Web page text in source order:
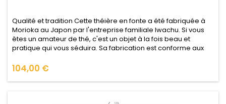
Qualité et tradition Cette théière en fonte a été fabriquée à
Morioka au Japon par l'entreprise familiale Iwachu. Si vous
êtes un amateur de thé, c'est un objet à la fois beau et
pratique qui vous séduira. Sa fabrication est conforme aux
que vous puissiez l'utiliser en toute confiance (voir le...
Prix
104,00 €